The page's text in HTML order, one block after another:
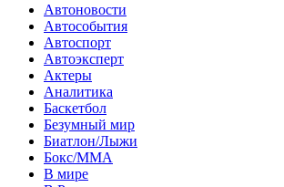
Автоновости
Автособытия
Автоспорт
Автоэксперт
Актеры
Аналитика
Баскетбол
Безумный мир
Биатлон/Лыжи
Бокс/MMA
В мире